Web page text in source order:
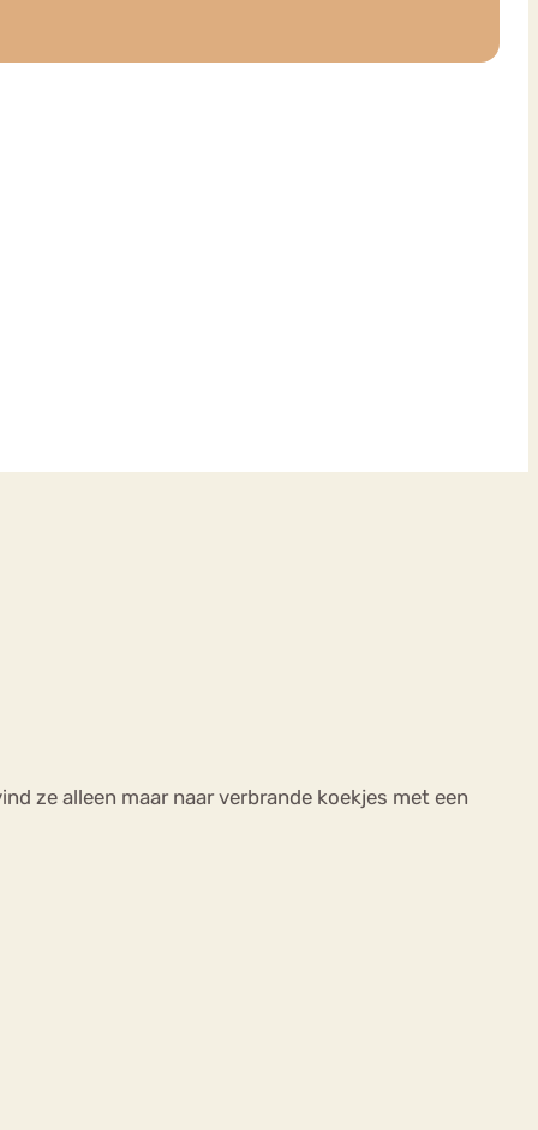
ze alleen maar naar verbrande koekjes met een